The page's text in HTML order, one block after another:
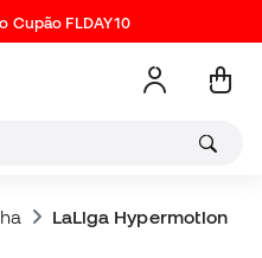
Cupão FLDAY10
LaLiga Hypermotion